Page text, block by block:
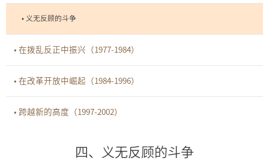
• 义无反顾的斗争
• 在拨乱反正中振兴（1977-1984）
• 在改革开放中崛起（1984-1996）
• 跨越新的高度（1997-2002）
四、义无反顾的斗争